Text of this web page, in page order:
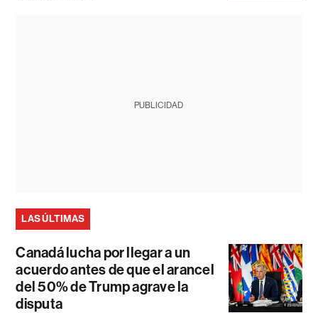
PUBLICIDAD
LAS ÚLTIMAS
Canadá lucha por llegar a un
acuerdo antes de que el arancel
del 50% de Trump agrave la
disputa